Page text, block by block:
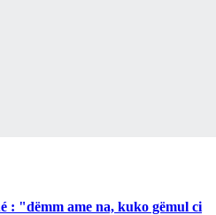
: "dëmm ame na, kuko gëmul ci